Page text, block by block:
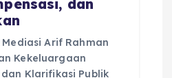
dan
Arif Rahman
Kekeluargaan
Klarifikasi Publik